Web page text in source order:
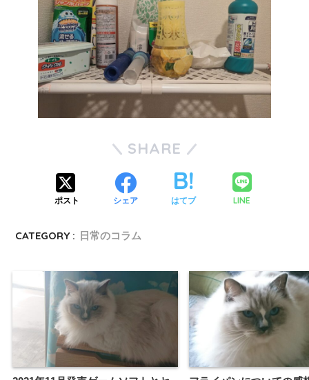
SHARE
ポスト シェア はてブ LINE
CATEGORY : 日常のコラム